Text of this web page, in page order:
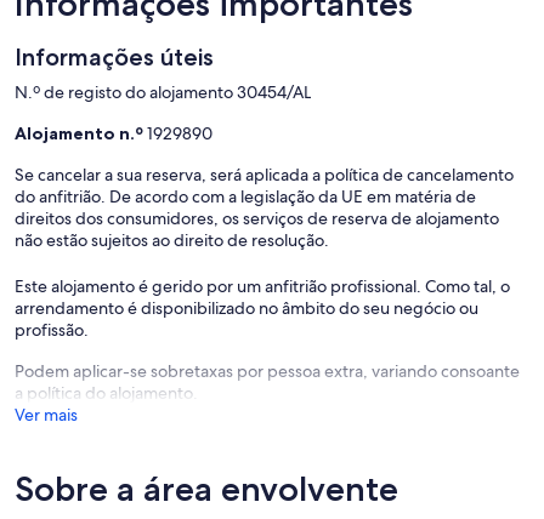
Informações úteis
N.º de registo do alojamento 30454/AL
Alojamento n.º1929890
Se cancelar a sua reserva, será aplicada a política de cancelamento
do anfitrião. De acordo com a legislação da UE em matéria de
direitos dos consumidores, os serviços de reserva de alojamento
não estão sujeitos ao direito de resolução.
Este alojamento é gerido por um anfitrião profissional. Como tal, o
arrendamento é disponibilizado no âmbito do seu negócio ou
profissão.
Podem aplicar-se sobretaxas por pessoa extra, variando consoante
a política do alojamento.
Ver mais
Sobre a área envolvente